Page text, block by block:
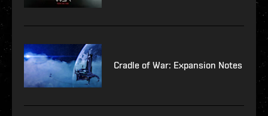
Cradle of War: Expansion Notes